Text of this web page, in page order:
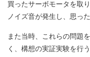
買ったサーボモータを取
ノイズ音が発生し、思っ
また当時、これらの問題
く、構想の実証実験を行